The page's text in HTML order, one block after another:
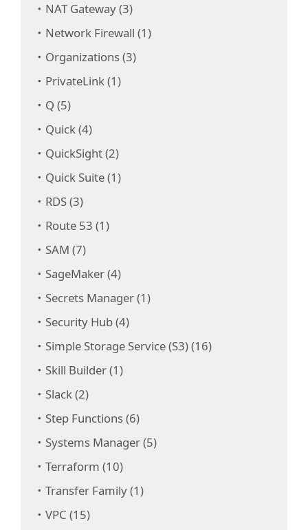
NAT Gateway (3)
Network Firewall (1)
Organizations (3)
PrivateLink (1)
Q (5)
Quick (4)
QuickSight (2)
Quick Suite (1)
RDS (3)
Route 53 (1)
SAM (7)
SageMaker (4)
Secrets Manager (1)
Security Hub (4)
Simple Storage Service (S3) (16)
Skill Builder (1)
Slack (2)
Step Functions (6)
Systems Manager (5)
Terraform (10)
Transfer Family (1)
VPC (15)